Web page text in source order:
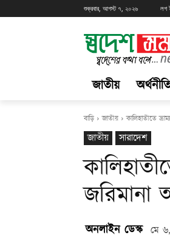
শুক্রবার, আগস্ট ৭, ২০২৬ লগ
জাতীয়
বাড়ি জাতীয় কালিহাতীতে
জাতীয় সারাদেশ
জরিমানা
অনলাইন ডেস্ক মে